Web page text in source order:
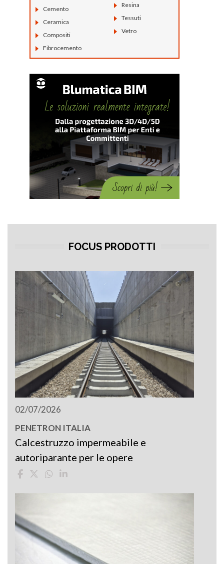
Cemento
Ceramica
Compositi
Fibrocemento
Resina
Tessuti
Vetro
FOCUS PRODOTTI
02/07/2026
PENETRON ITALIA
Calcestruzzo impermeabile e
autoriparante per le opere